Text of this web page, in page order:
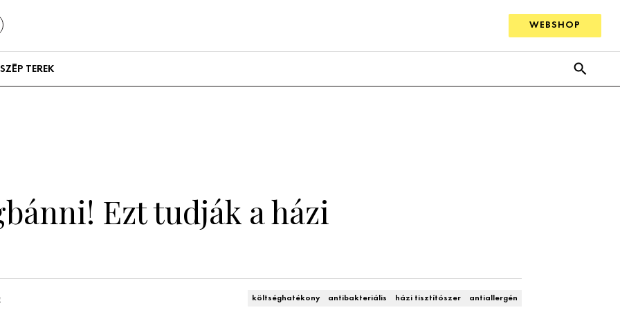
WEBSHOP
SZÉP TEREK
Ezt tudják a házi
költséghatékony antibakteriális házi tisztítószer antiallergén